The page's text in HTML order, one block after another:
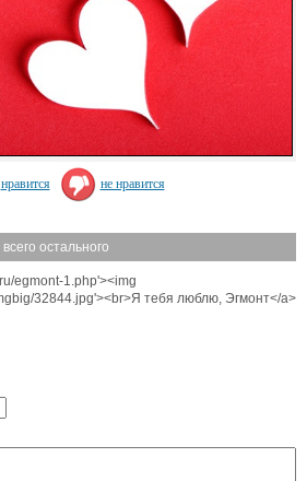
нравится не нравится
остального
egmont-1.php'><img
32844.jpg'><br>Я тебя люблю, Эгмонт</a>